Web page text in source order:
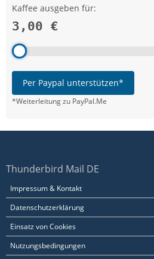
Kaffee ausgeben für:
3,00 €
Per Paypal unterstützen*
*Weiterleitung zu PayPal.Me
Thunderbird Mail DE
Impressum & Kontakt
Datenschutzerklärung
Einsatz von Cookies
Nutzungsbedingungen